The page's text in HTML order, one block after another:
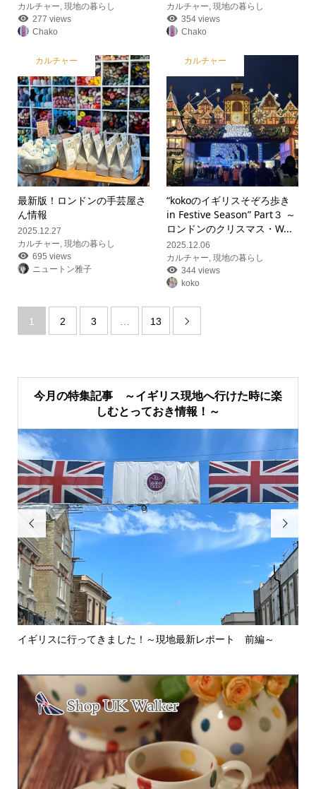
カルチャー 現地の暮らし
277 views
Chako
カルチャー ,現地の暮らし
354 views
Chako
カルチャー
最新版！ロンドンの手芸屋さ
ん情報
2025.12.27
カルチャー, 現地の暮らし
695 views
ニュートン雅子
カルチャー
“kokoのイギリスそぞろ歩き
in Festive Season” Part３ ～
ロンドンのクリスマス・W...
2025.12.06
カルチャー,現地の暮らし
344 views
koko
1 2 3 … 13 
今月の特集記事 ～イギリス現地へ行けた時に楽
しむとっておき情報！～

イギリスに行ってきました！～現地最新レポート 前編～
